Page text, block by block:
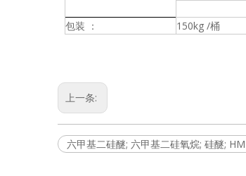
包装 ： 150kg /桶
上一条:
六甲基二硅醚; 六甲基二硅氧烷; 硅醚;